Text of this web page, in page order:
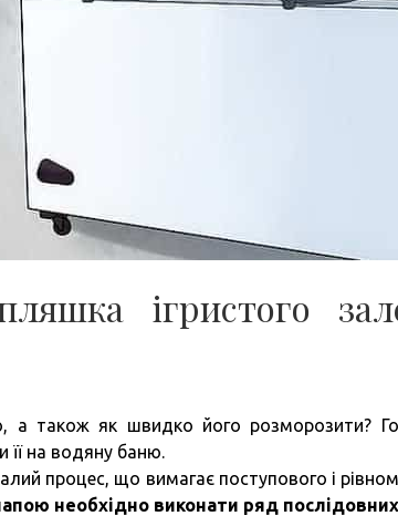
ігристого
а також як швидко його розморозити?
її на водяну баню.
процес, що вимагає поступового і
необхідно виконати ряд